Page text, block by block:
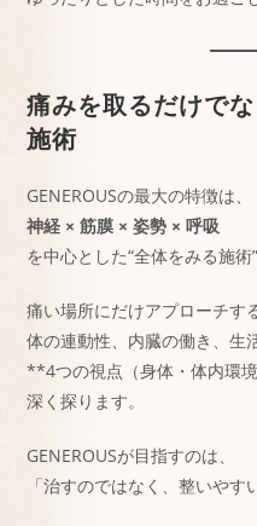
痛みを取るだけで
施術
GENEROUSの最大の特徴は、
神経 × 筋膜 × 姿勢 × 呼吸
を中心とした“全体をみる施術”
痛い場所にだけアプローチす
体の連動性、内臓の働き、生
**4つの視点（身体・体内環
深く探ります。
GENEROUSが目指すのは、
「治すのではなく、整いやす